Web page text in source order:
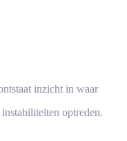
inzicht in waar
optreden.